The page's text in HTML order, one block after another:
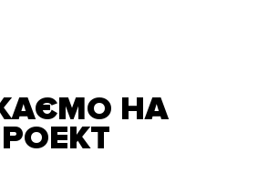
НА